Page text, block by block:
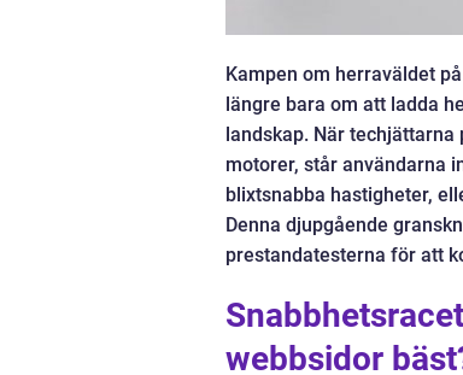
Kampen om herraväldet
längre bara om att ladda
landskap. När
motorer, står användarna
blixtsnabba hastigheter,
Denna djupgående
prestandatesterna för att
webbsidor